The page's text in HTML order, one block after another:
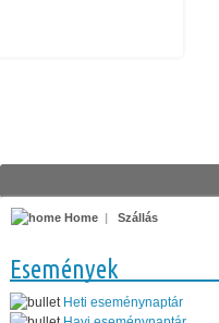
Home | Szállás
Események
Heti eseménynaptár